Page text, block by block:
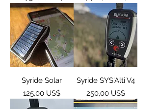
Syride Solar
Giá
125,00 US$
Syride SYS'Alti V4
Giá
250,00 US$